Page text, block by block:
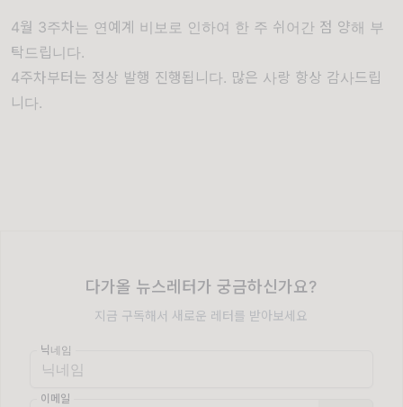
4월 3주차는 연예계 비보로 인하여 한 주 쉬어간 점 양해 부
탁드립니다.
4주차부터는 정상 발행 진행됩니다. 많은 사랑 항상 감사드립
니다.
다가올 뉴스레터가 궁금하신가요?
지금 구독해서 새로운 레터를 받아보세요
닉네임
이메일